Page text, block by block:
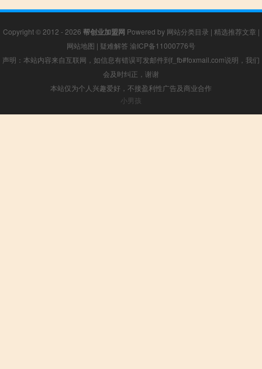
Copyright © 2012 - 2026 帮创业加盟网 Powered by 网站分类目录 | 精选推荐文章 |
网站地图 | 疑难解答 渝ICP备11000776号
声明：本站内容来自互联网，如信息有错误可发邮件到f_fb#foxmail.com说明，我们
会及时纠正，谢谢
本站仅为个人兴趣爱好，不接盈利性广告及商业合作
小男孩